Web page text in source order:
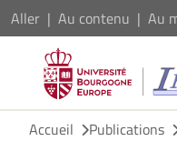
Aller Au contenu Au
Accueil
Publications